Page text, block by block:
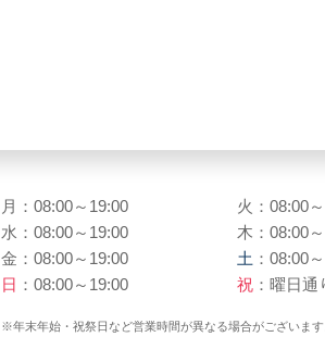
月：08:00～19:00
火：08:00
水：08:00～19:00
木：08:00
金：08:00～19:00
土 ：08:00
日 ：08:00～19:00 祝 ：曜日
※年末年始・祝祭日など営業時間が異なる場合がございま